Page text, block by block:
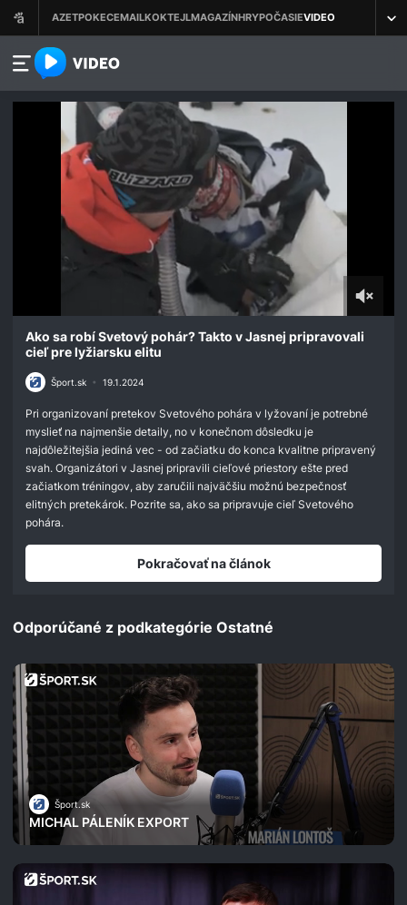
azet.video.sk
seconds
minute,
seconds
Ako sa robí Svetový pohár? Takto v Jasnej pripravovali
cieľ pre lyžiarsku elitu
Šport.sk • 19.1.2024
Pri organizovaní pretekov Svetového pohára v lyžovaní je potrebné
myslieť na najmenšie detaily, no v konečnom dôsledku je
najdôležitejšia jediná vec - od začiatku do konca kvalitne pripravený
svah. Organizátori v Jasnej pripravili cieľové priestory ešte pred
začiatkom tréningov, aby zaručili najväčšiu možnú bezpečnosť
elitných pretekárok. Pozrite sa, ako sa pripravuje cieľ Svetového
pohára.
Pokračovať na článok
Odporúčané z podkategórie Ostatné
Šport.sk
MICHAL PÁLENÍK EXPORT